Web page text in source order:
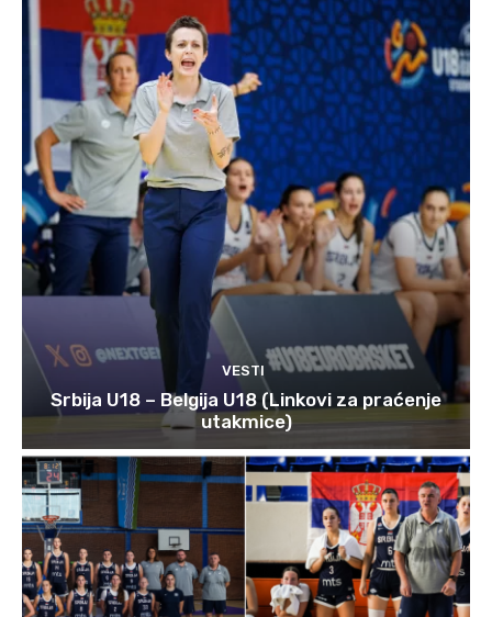
VESTI
Srbija U18 – Belgija U18 (Linkovi za praćenje
utakmice)